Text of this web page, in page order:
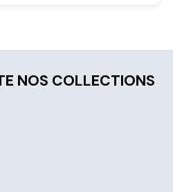
NOS COLLECTIONS